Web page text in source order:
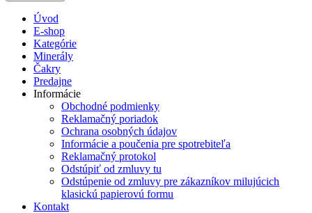
Úvod
E-shop
Kategórie
Minerály
Čakry
Predajne
Informácie
Obchodné podmienky
Reklamačný poriadok
Ochrana osobných údajov
Informácie a poučenia pre spotrebiteľa
Reklamačný protokol
Odstúpiť od zmluvy tu
Odstúpenie od zmluvy pre zákazníkov milujúcich
klasickú papierovú formu
Kontakt